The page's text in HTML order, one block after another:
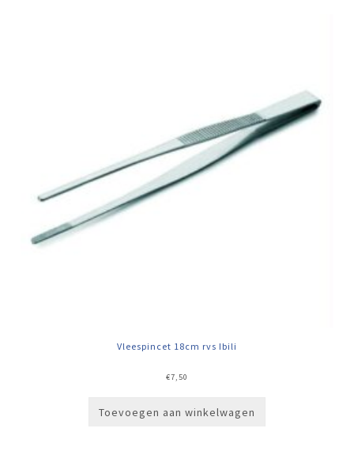
Vleespincet 18cm rvs Ibili
€7,50
Toevoegen aan winkelwagen